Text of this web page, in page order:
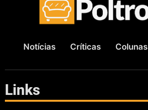
Notícias Críticas Colunas
Links